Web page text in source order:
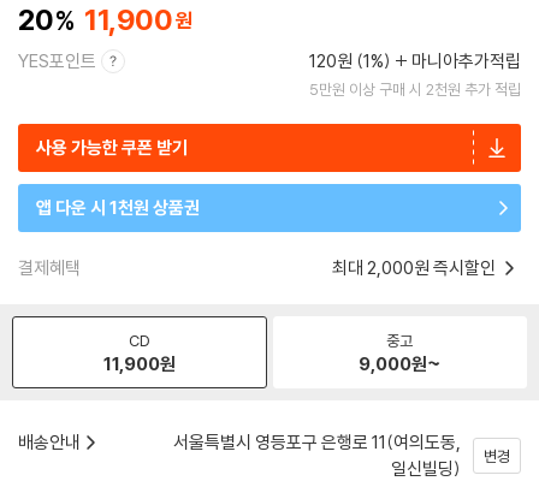
20 11,900
YES포인트 120원 (1%) 마니아추가적립
5만원 이상 구매 시 2천원 추가 적립
사용 가능한 쿠폰 받기
앱 다운 시 1천원 상품권
결제혜택 최대 2,000원 즉시할인
CD
11,900원
중고
9,000원~
배송안내
서울특별시 영등포구 은행로 11(여의도동,
일신빌딩)
변경